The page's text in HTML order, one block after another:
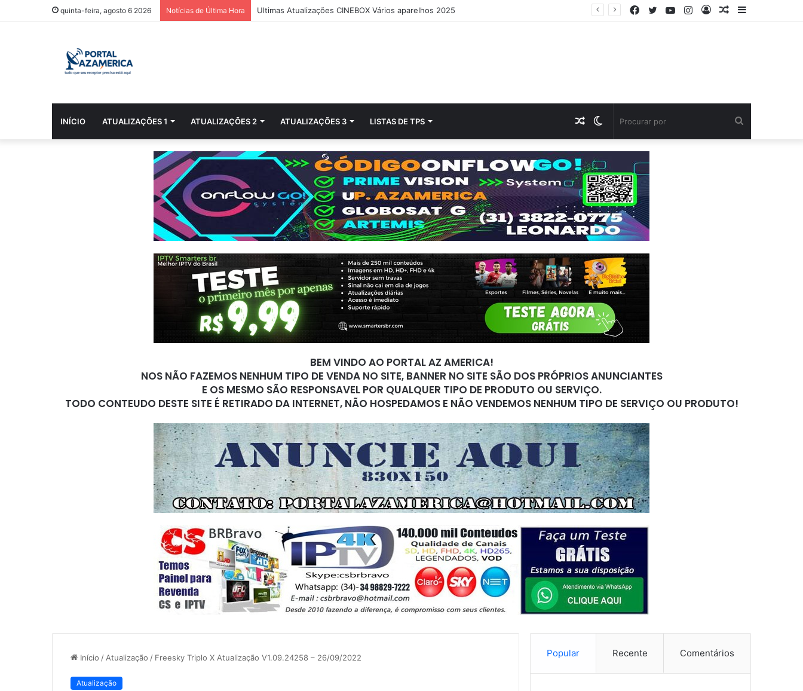
quinta-feira, agosto 6 2026 Notícias de Última Hora Ultimas Atualizações CINEBOX Vários aparelhos 2025
Artigo
Entrar
Instagram
YouTube
Twitter
Facebook
INÍCIO ATUALIZAÇÕES 1 ATUALIZAÇÕES 2 ATUALIZAÇÕES 3 LISTAS DE TPS Switch
Artigo
aleatório
BEM VINDO AO PORTAL AZ AMERICA!
NOS NÃO FAZEMOS NENHUM TIPO DE VENDA NO SITE, BANNER NO SITE SÃO DOS PRÓPRIOS ANUNCIANTES
E OS MESMO SÃO RESPONSAVEL POR QUALQUER TIPO DE PRODUTO OU SERVIÇO.
TODO CONTEUDO DESTE SITE É RETIRADO DA INTERNET, NÃO HOSPEDAMOS E NÃO VENDEMOS NENHUM TIPO DE SERVIÇO OU PRODUTO!
Início / Atualização / Freesky Triplo X Atualização V1.09.24258 – 26/09/2022
Atualização
Popular Recente Comentários